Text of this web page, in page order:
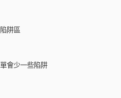
阱區
會少一些陷阱